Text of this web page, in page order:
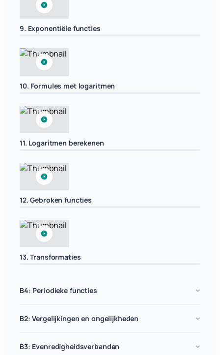
9. Exponentiële functies
10. Formules met logaritmen
11. Logaritmen berekenen
12. Gebroken functies
13. Transformaties
B4: Periodieke functies
B2: Vergelijkingen en ongelijkheden
B3: Evenredigheidsverbanden